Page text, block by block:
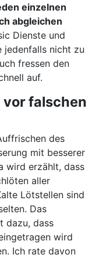
einzelnen
abgleichen
Dienste und
jedenfalls nicht zu
fressen den
auf.
vor falschen
des
mit besserer
wird erzählt, dass
aller
Lötstellen sind
Das
dazu, dass
wird
Ich rate davon